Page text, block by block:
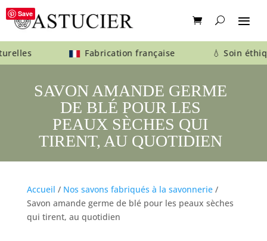
Fabrication française 💧 Soin
Save
SAVON AMANDE GERME
DE BLÉ POUR LES
PEAUX SÈCHES QUI
TIRENT, AU QUOTIDIEN
Accueil / Nos savons fabriqués à la savonnerie/
Savon amande germe de blé pour les peaux sèches
qui tirent, au quotidien